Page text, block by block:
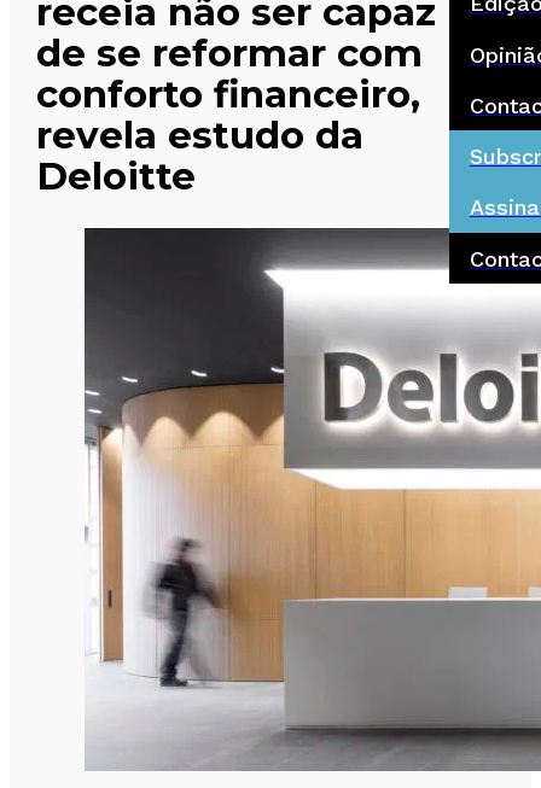
receia não ser capaz
de se reformar com
conforto financeiro,
revela estudo da
Deloitte